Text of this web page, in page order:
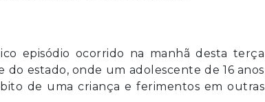
episódio ocorrido na manhã desta terça
estado, onde um adolescente de 16 anos
de uma criança e ferimentos em outras